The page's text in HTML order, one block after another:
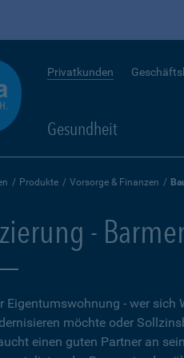
Privatkunden
Gesundheit
Produkte Vorsorge & Finanzen
-
Eigentumswohnung - wer
möchte oder
einen guten Partner an